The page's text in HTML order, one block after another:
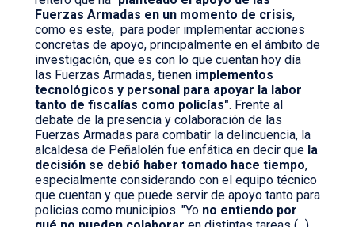
Fuerzas Armadas en un momento de crisis,
como es este, para poder implementar acciones
concretas de apoyo, principalmente en el ámbito de
investigación, que es con lo que cuentan hoy día
las Fuerzas Armadas, tienen implementos
tecnológicos y personal para apoyar la labor
tanto de fiscalías como policías". Frente al
debate de la presencia y colaboración de las
Fuerzas Armadas para combatir la delincuencia, la
alcaldesa de Peñalolén fue enfática en decir que la
decisión se debió haber tomado hace tiempo,
especialmente considerando con el equipo técnico
que cuentan y que puede servir de apoyo tanto para
policias como municipios. "Yo no entiendo por